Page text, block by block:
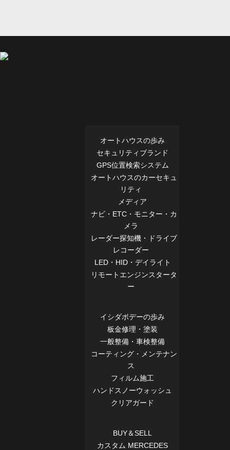
オートハウスの歩み
セキュリティブランド
GPS位置検索システム
オートハウスのカーセキュ
リティ
メディア
ナビ・ETC・モニター・カ
メラ
レーダー探知機・ドライブ
レコーダー
LED・HID・デイライト
リモートエンジンスタータ
ー
イシダボデーの歩み
板金修理・塗装
一般整備・車検整備
コーティング・メンテナン
ス
フィルム施工
ハンドスノーウォッシュ
クリアガード
BUY＆SELL
カスタム MERCEDES